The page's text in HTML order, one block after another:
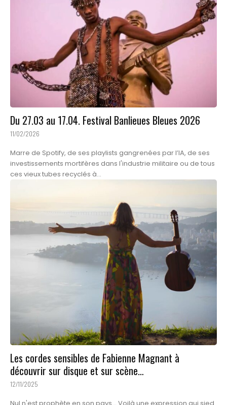
Du 27.03 au 17.04. Festival Banlieues Bleues 2026
11/02/2026
Marre de Spotify, de ses playlists gangrenées par l’IA, de ses
investissements mortifères dans l'industrie militaire ou de tous
ces vieux tubes recyclés à...
Les cordes sensibles de Fabienne Magnant à
découvrir sur disque et sur scène…
12/11/2025
Nul n'est prophète en son pays... Voilà une expression qui sied